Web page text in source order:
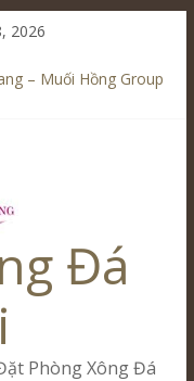
2026
– Muối Hồng Group
Hình Spa – Muối
Nẵng Muối Hồng
Chuẩn Sao –
& Jjim Jil Bang –
Đá
Phòng Xông Đá